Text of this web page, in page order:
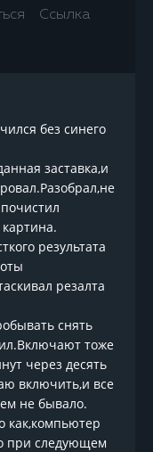
Ссылка
без синего
заставка,и
результата
резалта
снять
тоже
через десять
включить,и все
не бывало.
как,компьютер
при следующем